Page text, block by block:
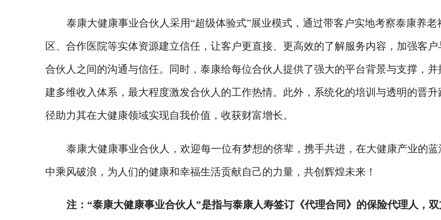
泰康大健康事业合伙人采用“超级体验式”展业模式，通过带客户实地考察泰康养老
区、合作医院等实体资源建立信任，让客户更直接、更高效的了解服务内容，加强客户
合伙人之间的沟通与信任。同时，泰康给每位合伙人提供了强大的平台背景与支撑，并
建多维收入体系，最大程度激发合伙人的工作热情。此外，系统化的培训与透明的晋升
径助力其在大健康领域实现自我价值，收获财富增长。
泰康大健康事业合伙人，欢迎每一位有梦想的侪辈，携手共进，在大健康产业的蓝
中乘风破浪，为人们的健康和幸福生活贡献自己的力量，共创辉煌未来！
注： “泰康大健康事业合伙人”是指与泰康人寿签订《代理合同》的保险代理人，